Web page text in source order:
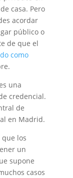
casa. Pero
acordar
público o
de que el
como
una
credencial.
de
en Madrid.
los
un
supone
casos